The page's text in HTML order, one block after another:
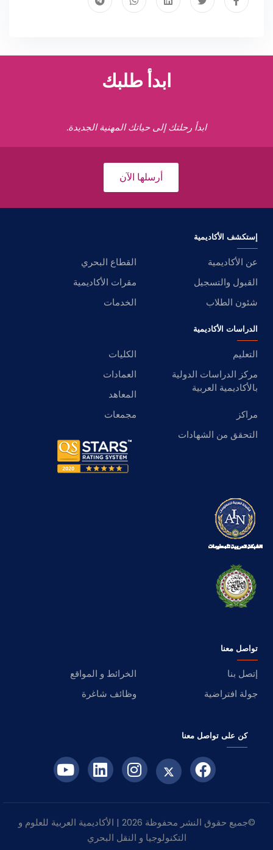
ابدأ طلبك
ابدأ رحلتك إلى حياتك المهنية الجديدة.
أرسلها الآن
إستكشف الأكاديمية
عن الأكاديمية
القطاع البحري
القبول والتسجيل
مقرات الأكاديمية
شئون الطلاب
الخدمات
الدراسات الأكاديمية
التعليم
الكليات
مركز الدراسات الدولية
بالأكاديمية العربية
العمادات
المعاهد
مراكز
مجمعات
التحقق من الشهادات
تواصل معنا
إتصل بنا
الخرائط و المواقع
جولة افتراضية
وظائف شاغرة
كن على تواصل معنا
©جميع حقوق النشر محفوظة 2026 | الأكاديمية العربية للعلوم و
التكنولوجيا و النقل البحري